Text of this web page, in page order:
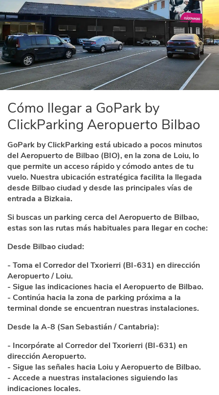
Cómo llegar a GoPark by
ClickParking Aeropuerto Bilbao
GoPark by ClickParking está ubicado a pocos minutos
del Aeropuerto de Bilbao (BIO), en la zona de Loiu, lo
que permite un acceso rápido y cómodo antes de tu
vuelo. Nuestra ubicación estratégica facilita la llegada
desde Bilbao ciudad y desde las principales vías de
entrada a Bizkaia.
Si buscas un parking cerca del Aeropuerto de Bilbao,
estas son las rutas más habituales para llegar en coche:
Desde Bilbao ciudad:
- Toma el Corredor del Txorierri (BI-631) en dirección
Aeropuerto / Loiu.
- Sigue las indicaciones hacia el Aeropuerto de Bilbao.
- Continúa hacia la zona de parking próxima a la
terminal donde se encuentran nuestras instalaciones.
Desde la A-8 (San Sebastián / Cantabria):
- Incorpórate al Corredor del Txorierri (BI-631) en
dirección Aeropuerto.
- Sigue las señales hacia Loiu y Aeropuerto de Bilbao.
- Accede a nuestras instalaciones siguiendo las
indicaciones locales.